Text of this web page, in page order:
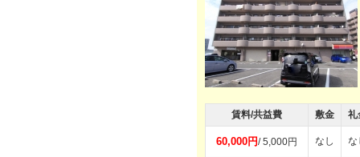
賃料/共益費 敷金 礼
60,000円/ 5,000円 なし な